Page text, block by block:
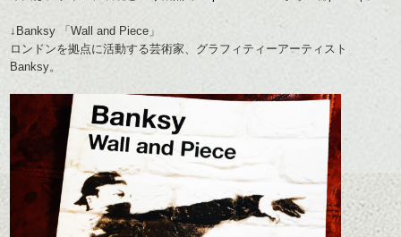
↓Banksy 「Wall and Piece」
ロンドンを拠点に活動する芸術家、グラフィティーアーティスト
Banksy。